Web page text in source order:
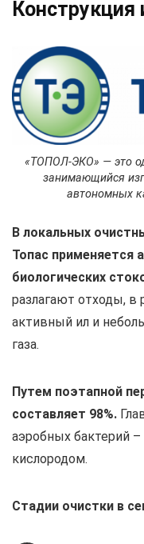
«ТОПОЛ-ЭКО» — это
занимающийся
автономных
В локальных
Топас применяется
биологических
разлагают отходы, в
активный ил и
газа.
Путем поэтапной
составляет 98%.
аэробных бактерий
кислородом.
Стадии очистки в